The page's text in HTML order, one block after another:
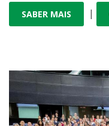
SABER MAIS |